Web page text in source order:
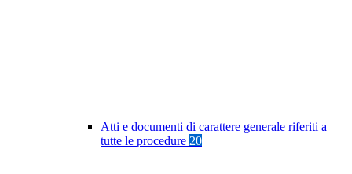
Atti e documenti di carattere generale riferiti a
tutte le procedure 20